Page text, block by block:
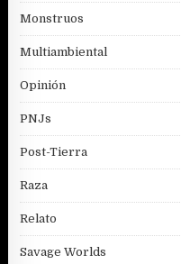
Monstruos
Multiambiental
Opinión
PNJs
Post-Tierra
Raza
Relato
Savage Worlds